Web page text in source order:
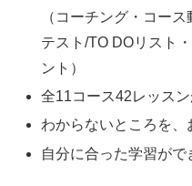
（コーチング・コー
テスト/TO DOリスト
ント）
全11コース42レッス
わからないところを、
自分に合った学習がで